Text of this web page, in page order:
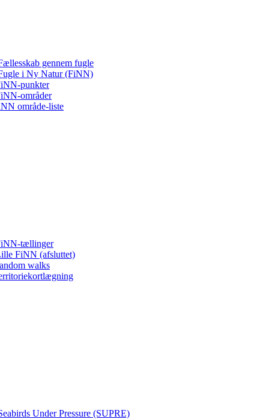
gennem fugle
i Ny Natur (FiNN)
punkter
områder
område-liste
tællinger
FiNN (afsluttet)
walks
Under Pressure (SUPRE)